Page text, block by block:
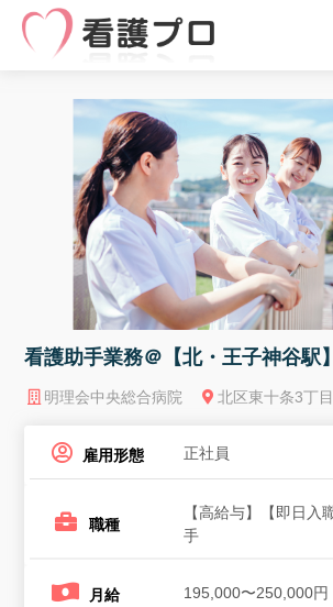
看護助手業務＠【北・王子神谷駅】
明理会中央総合病院 北区東十条3丁
雇用形態 正社員
職種
【高給与】【即日入
手
月給 195,000〜250,000円